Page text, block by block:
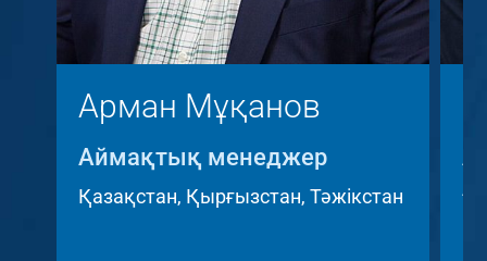
Арман Мұқанов
Аймақтық менеджер
Қазақстан, Қырғызстан, Тәжікстан